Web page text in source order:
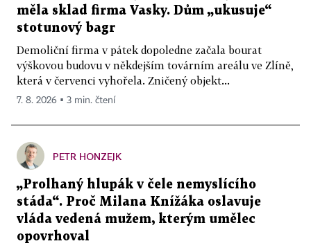
měla sklad firma Vasky. Dům „ukusuje“
stotunový bagr
Demoliční firma v pátek dopoledne začala bourat
výškovou budovu v někdejším továrním areálu ve Zlíně,
která v červenci vyhořela. Zničený objekt...
7. 8. 2026 ▪ 3 min. čtení
PETR HONZEJK
„Prolhaný hlupák v čele nemyslícího
stáda“. Proč Milana Knížáka oslavuje
vláda vedená mužem, kterým umělec
opovrhoval